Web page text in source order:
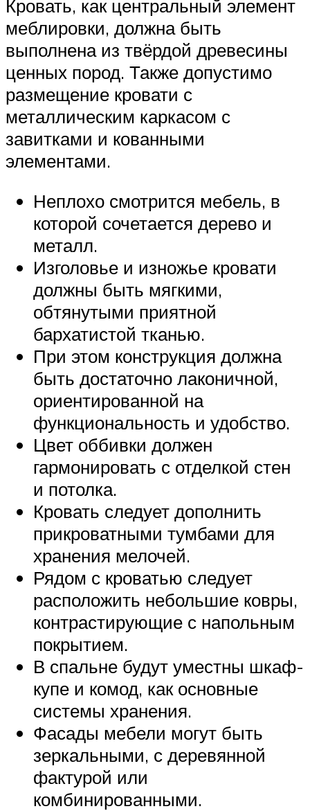
Кровать, как центральный элемент
меблировки, должна быть
выполнена из твёрдой древесины
ценных пород. Также допустимо
размещение кровати с
металлическим каркасом с
завитками и кованными
элементами.
Неплохо смотрится мебель, в
которой сочетается дерево и
металл.
Изголовье и изножье кровати
должны быть мягкими,
обтянутыми приятной
бархатистой тканью.
При этом конструкция должна
быть достаточно лаконичной,
ориентированной на
функциональность и удобство.
Цвет оббивки должен
гармонировать с отделкой стен
и потолка.
Кровать следует дополнить
прикроватными тумбами для
хранения мелочей.
Рядом с кроватью следует
расположить небольшие ковры,
контрастирующие с напольным
покрытием.
В спальне будут уместны шкаф-
купе и комод, как основные
системы хранения.
Фасады мебели могут быть
зеркальными, с деревянной
фактурой или
комбинированными.